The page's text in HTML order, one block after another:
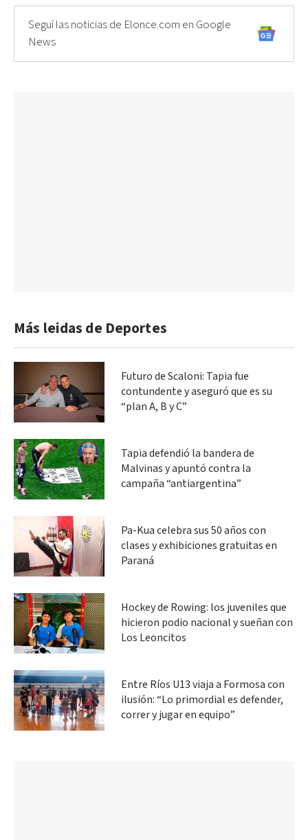
Seguí las noticias de Elonce.com en Google
News
Más leidas de Deportes
Futuro de Scaloni: Tapia fue
contundente y aseguró que es su
“plan A, B y C”
Tapia defendió la bandera de
Malvinas y apuntó contra la
campaña “antiargentina”
Pa-Kua celebra sus 50 años con
clases y exhibiciones gratuitas en
Paraná
Hockey de Rowing: los juveniles que
hicieron podio nacional y sueñan con
Los Leoncitos
Entre Ríos U13 viaja a Formosa con
ilusión: “Lo primordial es defender,
correr y jugar en equipo”